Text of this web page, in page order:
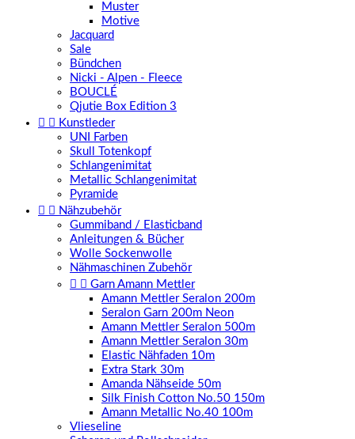
Muster
Motive
Jacquard
Sale
Bündchen
Nicki - Alpen - Fleece
BOUCLÉ
Qjutie Box Edition 3
  Kunstleder
UNI Farben
Skull Totenkopf
Schlangenimitat
Metallic Schlangenimitat
Pyramide
  Nähzubehör
Gummiband / Elasticband
Anleitungen & Bücher
Wolle Sockenwolle
Nähmaschinen Zubehör
  Garn Amann Mettler
Amann Mettler Seralon 200m
Seralon Garn 200m Neon
Amann Mettler Seralon 500m
Amann Mettler Seralon 30m
Elastic Nähfaden 10m
Extra Stark 30m
Amanda Nähseide 50m
Silk Finish Cotton No.50 150m
Amann Metallic No.40 100m
Vlieseline